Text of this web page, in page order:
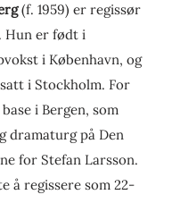
(f. 1959) er regissør
Hun er født i
i København, og
i Stockholm. For
i Bergen, som
dramaturg på Den
for Stefan Larsson.
å regissere som 22-